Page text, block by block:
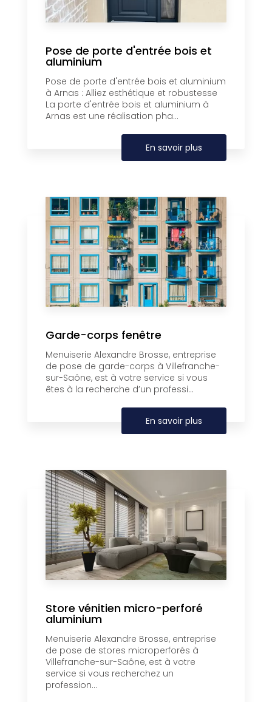
Pose de porte d'entrée bois et
aluminium
Pose de porte d'entrée bois et aluminium
à Arnas : Alliez esthétique et robustesse
La porte d'entrée bois et aluminium à
Arnas est une réalisation pha...
En savoir plus
Garde-corps fenêtre
Menuiserie Alexandre Brosse, entreprise
de pose de garde-corps à Villefranche-
sur-Saône, est à votre service si vous
êtes à la recherche d’un professi...
En savoir plus
Store vénitien micro-perforé
aluminium
Menuiserie Alexandre Brosse, entreprise
de pose de stores microperforés à
Villefranche-sur-Saône, est à votre
service si vous recherchez un
profession...